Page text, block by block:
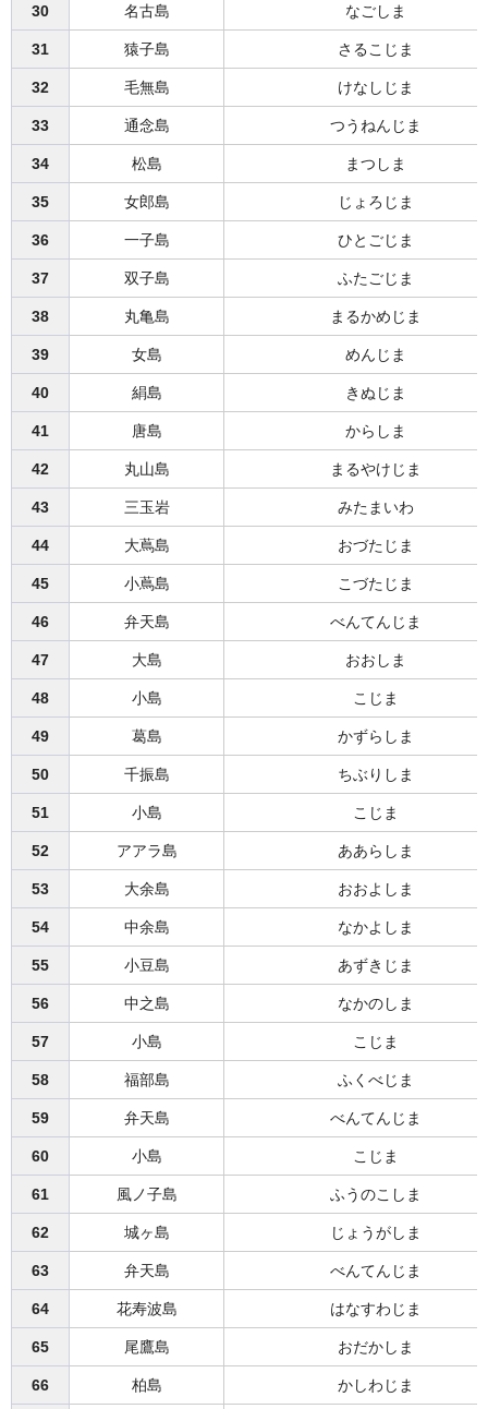
30 名古島 なごしま
31 猿子島 さるこじま
32 毛無島 けなしじま
33 通念島 つうねんじま
34 松島 まつしま
35 女郎島 じょろじま
36 一子島 ひとごじま
37 双子島 ふたごじま
38 丸亀島 まるかめじま
39 女島 めんじま
40 絹島 きぬじま
41 唐島 からしま
42 丸山島 まるやけじま
43 三玉岩 みたまいわ
44 大蔦島 おづたじま
45 小蔦島 こづたじま
46 弁天島 べんてんじま
47 大島 おおしま
48 小島 こじま
49 葛島 かずらしま
50 千振島 ちぶりしま
51 小島 こじま
52 アアラ島 ああらしま
53 大余島 おおよしま
54 中余島 なかよしま
55 小豆島 あずきじま
56 中之島 なかのしま
57 小島 こじま
58 福部島 ふくべじま
59 弁天島 べんてんじま
60 小島 こじま
61 風ノ子島 ふうのこしま
62 城ヶ島 じょうがしま
63 弁天島 べんてんじま
64 花寿波島 はなすわじま
65 尾鷹島 おだかしま
66 柏島 かしわじま